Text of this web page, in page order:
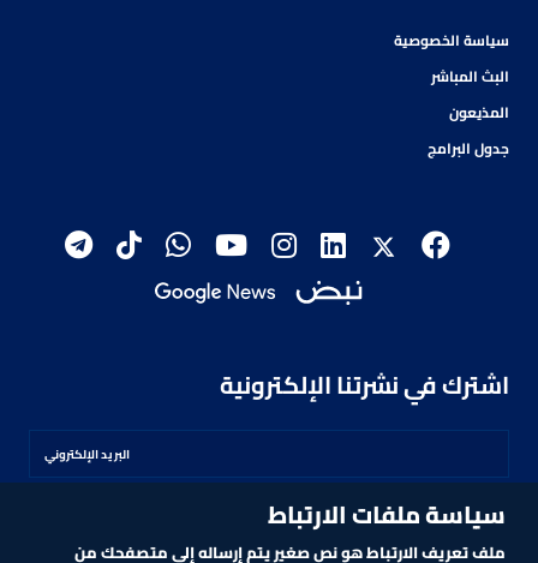
سياسة الخصوصية
البث المباشر
المذيعون
جدول البرامج
اشترك في نشرتنا الإلكترونية
اشترك
سياسة ملفات الارتباط
ملف تعريف الارتباط هو نص صغير يتم إرساله إلى متصفحك من